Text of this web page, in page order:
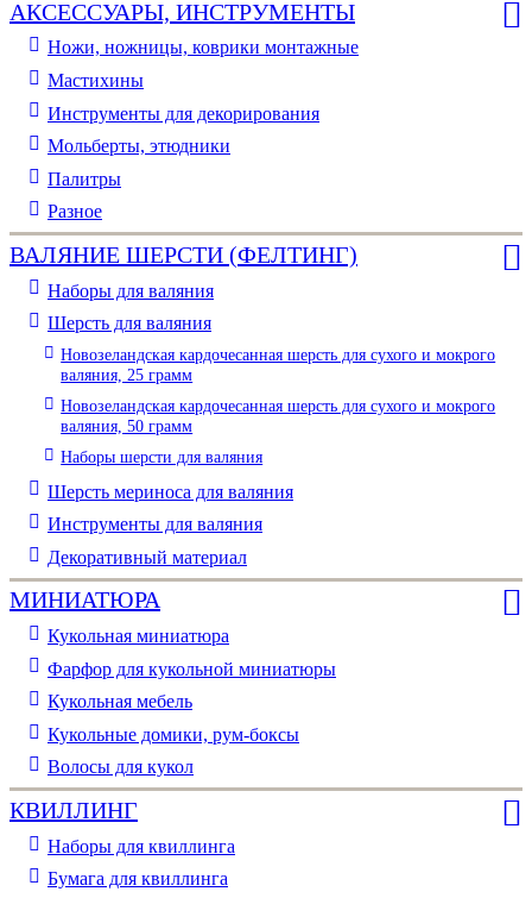
АКСЕССУАРЫ, ИНСТРУМЕНТЫ
Ножи, ножницы, коврики монтажные
Мастихины
Инструменты для декорирования
Мольберты, этюдники
Палитры
Разное
ВАЛЯНИЕ ШЕРСТИ (ФЕЛТИНГ)
Наборы для валяния
Шерсть для валяния
Новозеландская кардочесанная шерсть для сухого и мокрого
валяния, 25 грамм
Новозеландская кардочесанная шерсть для сухого и мокрого
валяния, 50 грамм
Наборы шерсти для валяния
Шерсть мериноса для валяния
Инструменты для валяния
Декоративный материал
МИНИАТЮРА
Кукольная миниатюра
Фарфор для кукольной миниатюры
Кукольная мебель
Кукольные домики, рум-боксы
Волосы для кукол
КВИЛЛИНГ
Наборы для квиллинга
Бумага для квиллинга